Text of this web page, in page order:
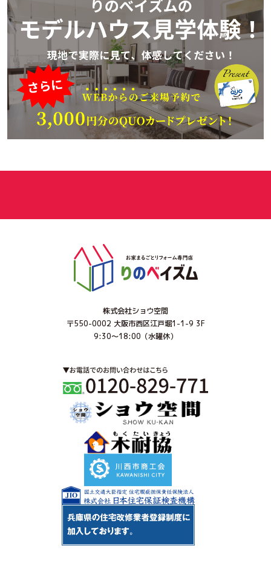
株式会社ショウ空間
〒550-0002 大阪市西区江戸堀1-1-9 3F
9:30～18:00（水曜休）